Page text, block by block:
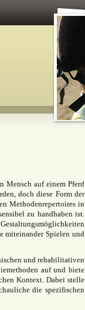
Mensch auf einem Pferd
doch diese Form der
Methodenrepertoires in
zu handhaben ist.
miteinander Spielen und
und rehabilitativen
auf und biete
Kontext. Dabei stelle
die spezifischen